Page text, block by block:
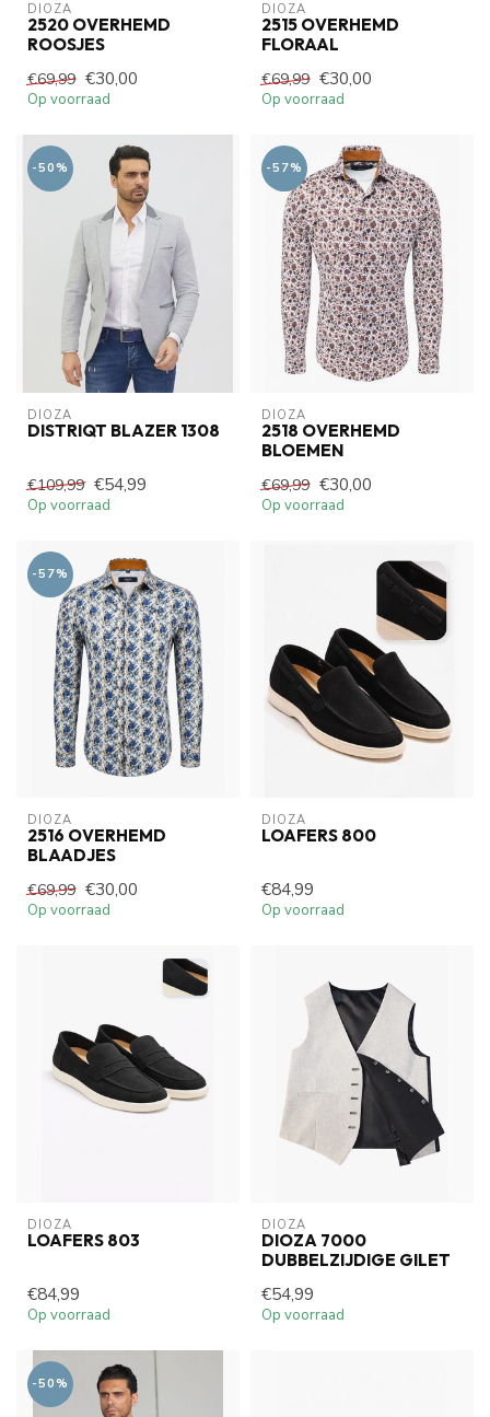
DIOZA
2520 OVERHEMD
ROOSJES
€69,99 €30,00
Op voorraad
DIOZA
2515 OVERHEMD
FLORAAL
€69,99 €30,00
Op voorraad
-50%
DIOZA
DISTRIQT BLAZER 1308
€109,99 €54,99
Op voorraad
-57%
DIOZA
2518 OVERHEMD
BLOEMEN
€69,99 €30,00
Op voorraad
-57%
DIOZA
2516 OVERHEMD
BLAADJES
€69,99 €30,00
Op voorraad
DIOZA
LOAFERS 800
€84,99
Op voorraad
DIOZA
LOAFERS 803
€84,99
Op voorraad
DIOZA
DIOZA 7000
DUBBELZIJDIGE GILET
€54,99
Op voorraad
-50%